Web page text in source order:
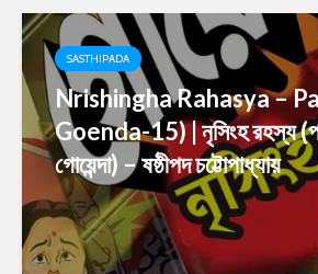
SASTHIPADA
Nrishingha Rahasya –
Goenda-15) | নৃসিংহ রহস্য
গোয়েন্দা) – ষষ্ঠীপদ চট্টোপাধ্যায়